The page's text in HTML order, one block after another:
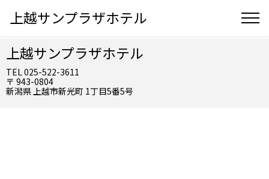
上越サンプラザホテル
上越サンプラザホテル
TEL 025-522-3611
〒 943-0804
新潟県 上越市新光町 1丁目5番5号